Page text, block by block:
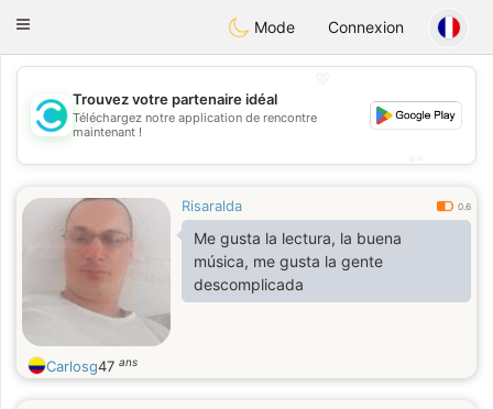
olombiaCitas
Toggle
Mode Connexion
💖
💕
Trouvez votre partenaire idéal
Téléchargez notre application de rencontre
maintenant !
Risaralda 0.6
Me gusta la lectura, la buena
música, me gusta la gente
descomplicada
Carlosg47 ans